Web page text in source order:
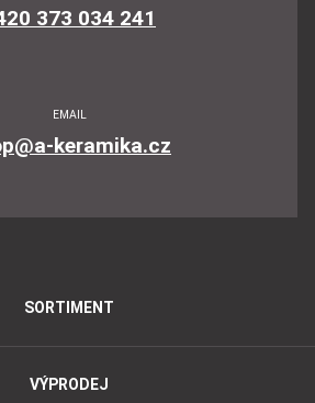
373 034 241
EMAIL
keramika.cz
SORTIMENT
VÝPRODEJ